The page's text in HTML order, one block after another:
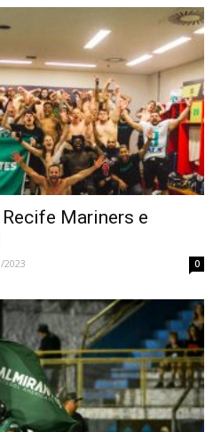
Mariners e
2023 0